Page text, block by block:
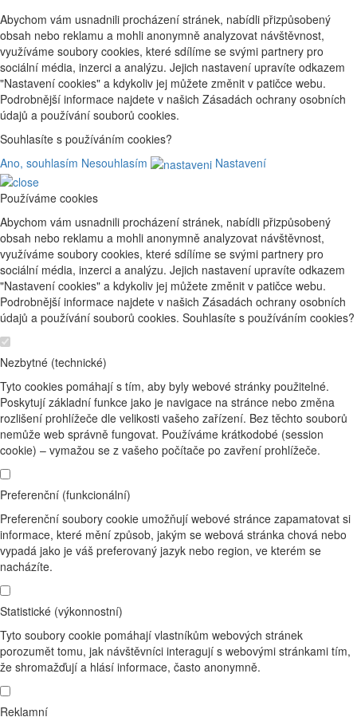
Abychom vám usnadnili procházení stránek, nabídli přizpůsobený
obsah nebo reklamu a mohli anonymně analyzovat návštěvnost,
využíváme soubory cookies, které sdílíme se svými partnery pro
sociální média, inzerci a analýzu. Jejich nastavení upravíte odkazem
"Nastavení cookies" a kdykoliv jej můžete změnit v patičce webu.
Podrobnější informace najdete v našich Zásadách ochrany osobních
údajů a používání souborů cookies.
Souhlasíte s používáním cookies?
Ano, souhlasím Nesouhlasím Nastavení
Používáme cookies
Abychom vám usnadnili procházení stránek, nabídli přizpůsobený
obsah nebo reklamu a mohli anonymně analyzovat návštěvnost,
využíváme soubory cookies, které sdílíme se svými partnery pro
sociální média, inzerci a analýzu. Jejich nastavení upravíte odkazem
"Nastavení cookies" a kdykoliv jej můžete změnit v patičce webu.
Podrobnější informace najdete v našich Zásadách ochrany osobních
údajů a používání souborů cookies. Souhlasíte s používáním cookies?
Nezbytné (technické)
Tyto cookies pomáhají s tím, aby byly webové stránky použitelné.
Poskytují základní funkce jako je navigace na stránce nebo změna
rozlišení prohlížeče dle velikosti vašeho zařízení. Bez těchto souborů
nemůže web správně fungovat. Používáme krátkodobé (session
cookie) – vymažou se z vašeho počítače po zavření prohlížeče.
Preferenční (funkcionální)
Preferenční soubory cookie umožňují webové stránce zapamatovat si
informace, které mění způsob, jakým se webová stránka chová nebo
vypadá jako je váš preferovaný jazyk nebo region, ve kterém se
nacházíte.
Statistické (výkonnostní)
Tyto soubory cookie pomáhají vlastníkům webových stránek
porozumět tomu, jak návštěvníci interagují s webovými stránkami tím,
že shromažďují a hlásí informace, často anonymně.
Reklamní